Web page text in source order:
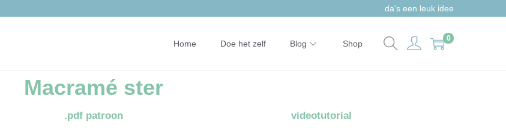
da's een leuk idee
Home Doe het zelf Blog Shop
0
Macramé ster
.pdf patroon videotutorial